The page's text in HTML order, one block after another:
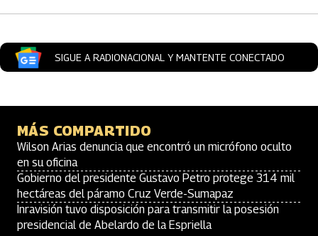
SIGUE A RADIONACIONAL Y MANTENTE CONECTADO
MÁS COMPARTIDO
Wilson Arias denuncia que encontró un micrófono oculto
en su oficina
Gobierno del presidente Gustavo Petro protege 314 mil
hectáreas del páramo Cruz Verde-Sumapaz
Inravisión tuvo disposición para transmitir la posesión
presidencial de Abelardo de la Espriella